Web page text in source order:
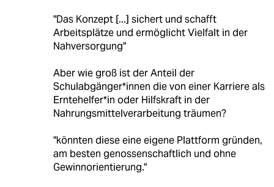
"Das Konzept [...] sichert und schafft
Arbeitsplätze und ermöglicht Vielfalt in der
Nahversorgung"
Aber wie groß ist der Anteil der
Schulabgänger*innen die von einer Karriere als
Erntehelfer*in oder Hilfskraft in der
Nahrungsmittelverarbeitung träumen?
"könnten diese eine eigene Plattform gründen,
am besten genossenschaftlich und ohne
Gewinnorientierung."